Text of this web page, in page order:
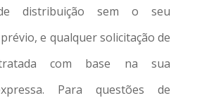
distribuição sem o seu
e qualquer solicitação de
com base na sua
Para questões de